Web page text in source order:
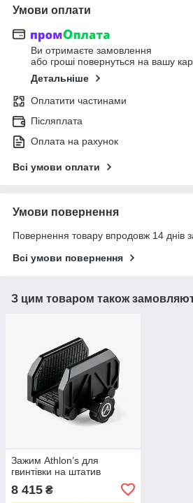
Умови оплати
Ви отримаєте замовлення
або гроші повернуться на вашу
Детальніше
Оплатити частинами
Післяплата
Оплата на рахунок
Всі умови оплати
Умови повернення
Повернення товару впродовж 14 днів
Всі умови повернення
З цим товаром також
Зажим Athlon’s для
гвинтівки на штатив
8 415 ₴